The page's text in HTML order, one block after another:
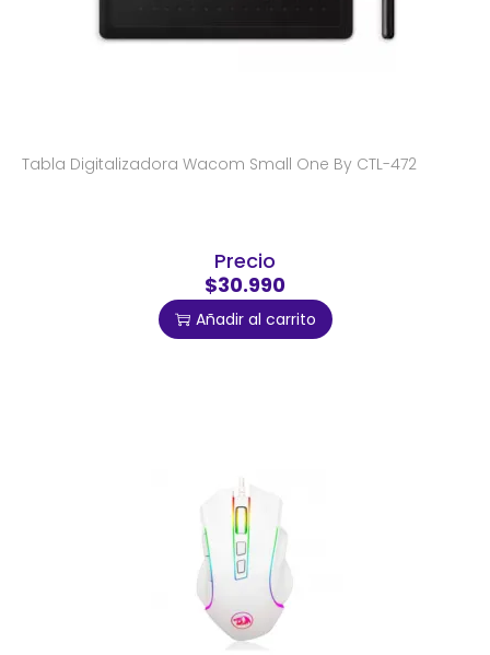
Tabla Digitalizadora Wacom Small One By CTL-472
Precio
$30.990
Añadir al carrito